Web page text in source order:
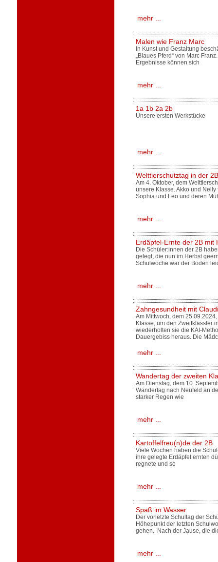
mehr ...
Malen wie Franz Marc
In Kunst und Gestaltung
„Blaues Pferd“ von Marc
Ergebnisse können sich
mehr ...
1a 1b 2a 2b
Unsere ersten Werkstücke
mehr ...
Welttierschutztag in der 2B
Am 4. Oktober, dem
unsere Klasse. Akko und
Sophia und Leo und deren
mehr ...
Erdäpfel-Ernte der 2B mit
Die Schüler:innen der 2B
gelegt, die nun im Herbst
Schulwoche war der Boden
mehr ...
Zahngesundheit mit
Am Mittwoch, dem
Klasse, um den
wiederholten sie die KAI-
Dauergebiss heraus. Die
mehr ...
Wandertag der zweiten
Am Dienstag, dem 10.
Wandertag nach Neufeld an
starker Regen wie
mehr ...
Kartoffelfreu(n)de der 2B
Viele Wochen haben die
ihre gelegte Erdäpfel ernten
regnete und so
mehr ...
Spaß im Wasser
Der vorletzte Schultag der
Höhepunkt der letzten
gehen. Nach der Jause, die
mehr ...